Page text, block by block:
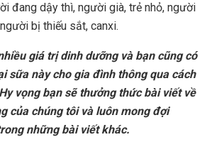
đang dậy thì, người già, trẻ nhỏ, người
bị thiếu sắt, canxi.
giá trị dinh dưỡng và bạn cũng có
sữa này cho gia đình thông qua cách
vọng bạn sẽ thưởng thức bài viết về
của chúng tôi và luôn mong đợi
những bài viết khác.